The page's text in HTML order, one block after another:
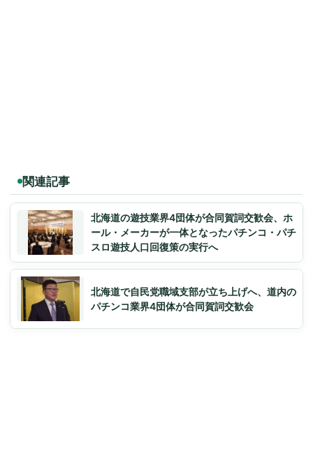
関連記事
北海道の遊技業界4団体が合同賀詞交歓会、ホ
ール・メーカーが一体となったパチンコ・パチ
スロ遊技人口回復策の実行へ
北海道で自民党職域支部が立ち上げへ、道内の
パチンコ業界4団体が合同賀詞交歓会